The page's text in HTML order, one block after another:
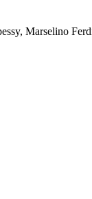
Marselino